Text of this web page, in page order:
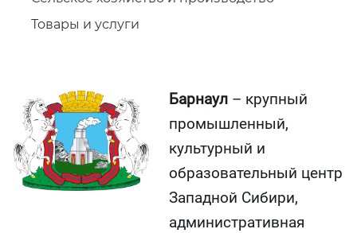
Товары и услуги
Барнаул – крупный
промышленный,
культурный и
образовательный центр
Западной Сибири,
административная